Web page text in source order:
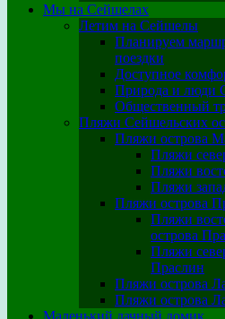
Мы на Сейшелах
Летим на Сейшелы
Планируем
поездки
Доступное
Природа и люди
Общественный
Пляжи Сейшельских
Пляжи острова
Пляжи
Пляжи
Пляжи
Пляжи острова
Пляжи
острова
Пляжи
Праслин
Пляжи острова
Пляжи острова
Маленький дачный домик